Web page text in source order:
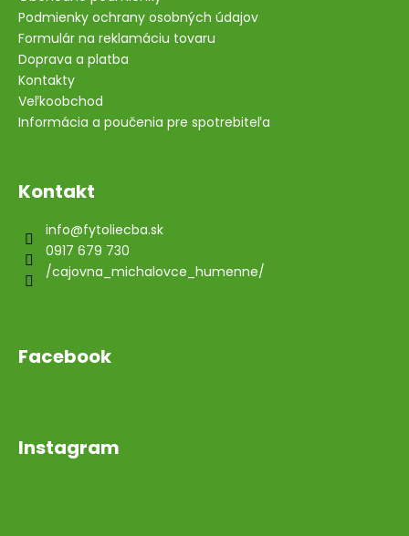
Podmienky ochrany osobných údajov
Formulár na reklamáciu tovaru
Doprava a platba
Kontakty
Veľkoobchod
Informácia a poučenia pre spotrebiteľa
Kontakt
info@fytoliecba.sk
0917 679 730
/cajovna_michalovce_humenne/
Facebook
Instagram